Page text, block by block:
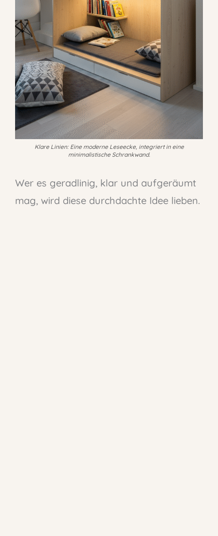
Klare Linien: Eine moderne Leseecke, integriert in eine
minimalistische Schrankwand.
Wer es geradlinig, klar und aufgeräumt
mag, wird diese durchdachte Idee lieben.